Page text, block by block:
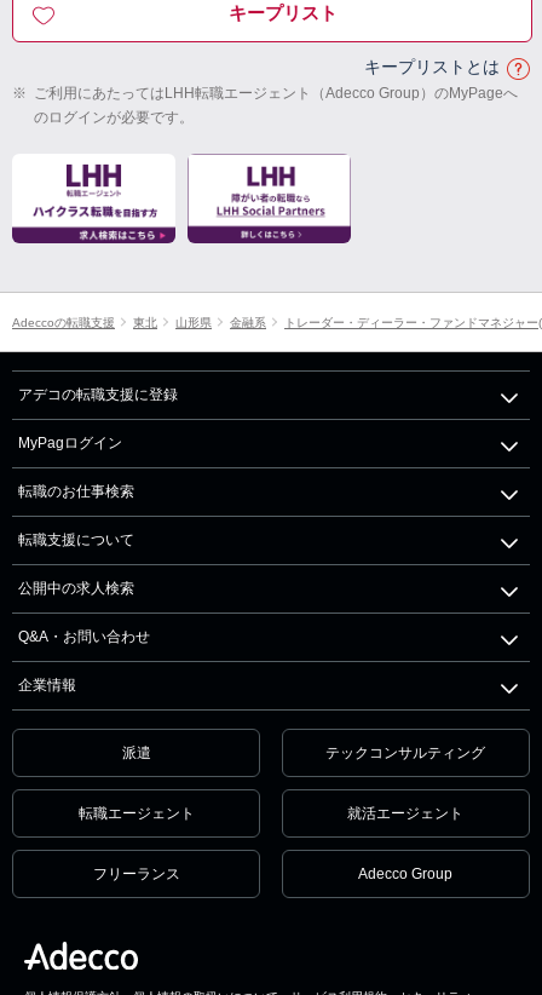
キープリスト
キープリストとは
※ ご利用にあたってはLHH転職エージェント（Adecco Group）のMyPageへ
のログインが必要です。
Adeccoの転職支援 東北 山形県 金融系 トレーダー・ディーラー・ファンドマネジャー
アデコの転職支援に登録
MyPagログイン
転職のお仕事検索
転職支援について
公開中の求人検索
Q&A・お問い合わせ
企業情報
派遣 テックコンサルティング
転職エージェント 就活エージェント
フリーランス Adecco Group